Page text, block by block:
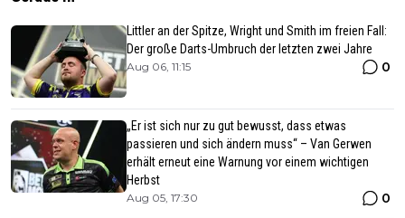
Littler an der Spitze, Wright und Smith im freien Fall:
Der große Darts-Umbruch der letzten zwei Jahre
Aug 06, 11:15 0
„Er ist sich nur zu gut bewusst, dass etwas
passieren und sich ändern muss“ – Van Gerwen
erhält erneut eine Warnung vor einem wichtigen
Herbst
Aug 05, 17:30 0